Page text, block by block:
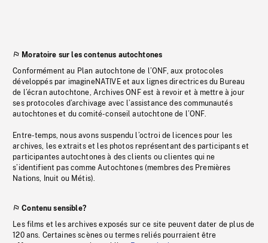
Moratoire sur les contenus autochtones
Conformément au Plan autochtone de l’ONF, aux protocoles
développés par imagineNATIVE et aux lignes directrices du Bureau
de l’écran autochtone, Archives ONF est à revoir et à mettre à jour
ses protocoles d’archivage avec l’assistance des communautés
autochtones et du comité-conseil autochtone de l’ONF.
Entre-temps, nous avons suspendu l’octroi de licences pour les
archives, les extraits et les photos représentant des participants et
participantes autochtones à des clients ou clientes qui ne
s’identifient pas comme Autochtones (membres des Premières
Nations, Inuit ou Métis).
Contenu sensible?
Les films et les archives exposés sur ce site peuvent dater de plus de
120 ans. Certaines scènes ou termes reliés pourraient être